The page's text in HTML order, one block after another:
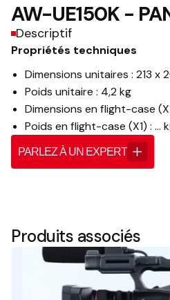
AW-UE150K -
Descriptif
Propriétés techniques
Dimensions unitaires : 213 x
Poids unitaire : 4,2 kg
Dimensions en flight-case
Poids en flight-case (X1) : …
PARLEZ À UN EXPERT
Produits associés